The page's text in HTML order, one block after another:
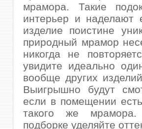
мрамора. Такие
интерьер и наделают
изделие поистине
природный мрамор
никогда не
увидите идеально
вообще других
Выигрышно будут
если в помещении
такого же
подборке уделяйте